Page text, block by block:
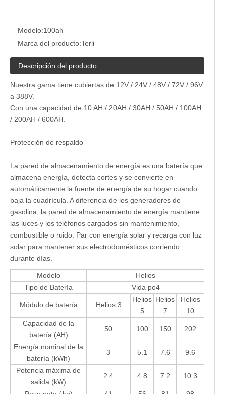
Modelo:100ah
Marca del producto:Terli
Descripción del producto
Nuestra gama tiene cubiertas de 12V / 24V / 48V / 72V / 96V
a 388V.
Con una capacidad de 10 AH / 20AH / 30AH / 50AH / 100AH ​​
/ 200AH / 600AH.
Protección de respaldo
La pared de almacenamiento de energía es una batería que
almacena energía, detecta cortes y se convierte en
automáticamente la fuente de energía de su hogar cuando
baja la cuadrícula. A diferencia de los generadores de
gasolina, la pared de almacenamiento de energía mantiene
las luces y los teléfonos cargados sin mantenimiento,
combustible o ruido. Par con energía solar y recarga con luz
solar para mantener sus electrodomésticos corriendo
durante días.
Modelo
Helios
Tipo de Batería
Vida po4
Módulo de batería Helios 3
Helios
5
Helios
7
Helios
10
Capacidad de la
batería (AH)
50 100 150 202
Energía nominal de la
batería (kWh)
3 5.1 7.6 9.6
Potencia máxima de
salida (kW)
2.4 4.8 7.2 10.3